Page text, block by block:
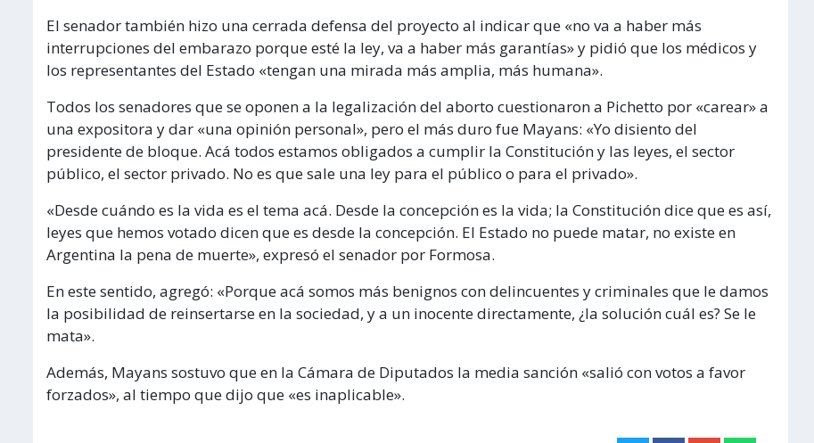
El senador también hizo una cerrada defensa del proyecto al indicar que «no va a haber más
interrupciones del embarazo porque esté la ley, va a haber más garantías» y pidió que los médicos y
los representantes del Estado «tengan una mirada más amplia, más humana».
Todos los senadores que se oponen a la legalización del aborto cuestionaron a Pichetto por «carear» a
una expositora y dar «una opinión personal», pero el más duro fue Mayans: «Yo disiento del
presidente de bloque. Acá todos estamos obligados a cumplir la Constitución y las leyes, el sector
público, el sector privado. No es que sale una ley para el público o para el privado».
«Desde cuándo es la vida es el tema acá. Desde la concepción es la vida; la Constitución dice que es así,
leyes que hemos votado dicen que es desde la concepción. El Estado no puede matar, no existe en
Argentina la pena de muerte», expresó el senador por Formosa.
En este sentido, agregó: «Porque acá somos más benignos con delincuentes y criminales que le damos
la posibilidad de reinsertarse en la sociedad, y a un inocente directamente, ¿la solución cuál es? Se le
mata».
Además, Mayans sostuvo que en la Cámara de Diputados la media sanción «salió con votos a favor
forzados», al tiempo que dijo que «es inaplicable».